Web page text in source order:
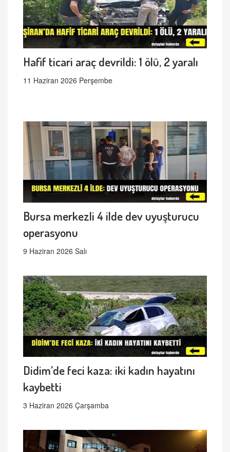
Hafif ticari araç devrildi: 1 ölü, 2 yaralı
11 Haziran 2026 Perşembe
Bursa merkezli 4 ilde dev uyuşturucu
operasyonu
9 Haziran 2026 Salı
Didim’de feci kaza: iki kadın hayatını
kaybetti
3 Haziran 2026 Çarşamba